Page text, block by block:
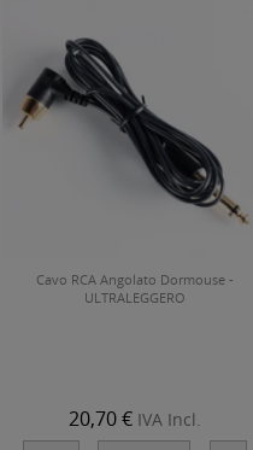
Cavo RCA Angolato Dormouse -
ULTRALEGGERO
20,70 € IVA Incl.